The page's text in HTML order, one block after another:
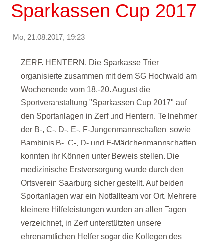
Sparkassen Cup 2017
Mo, 21.08.2017, 19:23
ZERF. HENTERN. Die Sparkasse Trier
organisierte zusammen mit dem SG Hochwald am
Wochenende vom 18.-20. August die
Sportveranstaltung "Sparkassen Cup 2017" auf
den Sportanlagen in Zerf und Hentern. Teilnehmer
der B-, C-, D-, E-, F-Jungenmannschaften, sowie
Bambinis B-, C-, D- und E-Mädchenmannschaften
konnten ihr Können unter Beweis stellen. Die
medizinische Erstversorgung wurde durch den
Ortsverein Saarburg sicher gestellt. Auf beiden
Sportanlagen war ein Notfallteam vor Ort. Mehrere
kleinere Hilfeleistungen wurden an allen Tagen
verzeichnet, in Zerf unterstützten unsere
ehrenamtlichen Helfer sogar die Kollegen des